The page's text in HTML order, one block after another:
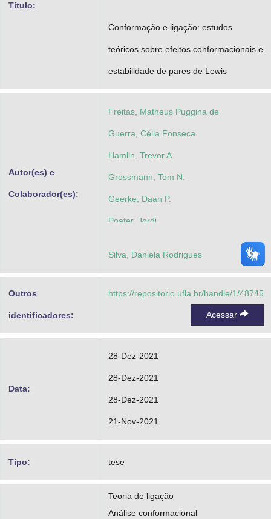
Título:
Conformação e ligação: estudos
teóricos sobre efeitos conformacionais e
estabilidade de pares de Lewis
Autor(es) e
Colaborador(es):
Freitas, Matheus Puggina de
Guerra, Célia Fonseca
Hamlin, Trevor A.
Grossmann, Tom N.
Geerke, Daan P.
Poater, Jordi
Silva, Daniela Rodrigues
Outros
identificadores:
https://repositorio.ufla.br/handle/1/48745
Acessar
Data:
28-Dez-2021
28-Dez-2021
28-Dez-2021
21-Nov-2021
Tipo: tese
Teoria de ligação
Análise conformacional